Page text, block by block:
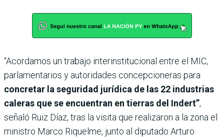
“Acordamos un trabajo interinstitucional entre el MIC,
parlamentarios y autoridades concepcioneras para
concretar la seguridad jurídica de las 22 industrias
caleras que se encuentran en tierras del Indert”,
señaló Ruiz Díaz, tras la visita que realizaron a la zona el
ministro Marco Riquelme, junto al diputado Arturo